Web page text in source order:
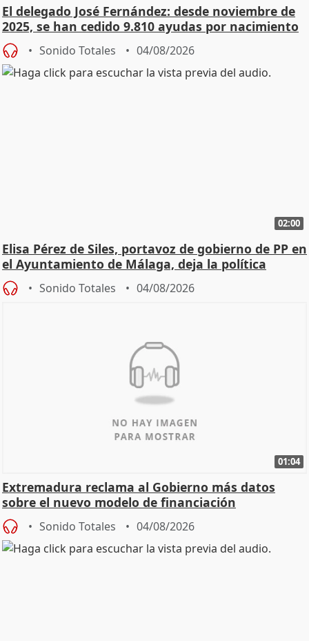
El delegado José Fernández: desde noviembre de
2025, se han cedido 9.810 ayudas por nacimiento
Sonido Totales 04/08/2026
02:00
Elisa Pérez de Siles, portavoz de gobierno de PP en
el Ayuntamiento de Málaga, deja la política
Sonido Totales 04/08/2026
01:04
Extremadura reclama al Gobierno más datos
sobre el nuevo modelo de financiación
Sonido Totales 04/08/2026